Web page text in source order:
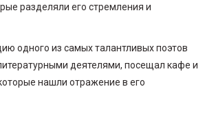
разделяли его стремления и
одного из самых талантливых поэтов
деятелями, посещал кафе и
нашли отражение в его